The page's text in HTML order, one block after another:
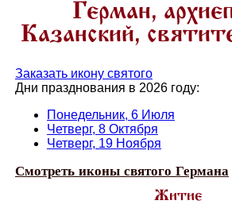
Герман,
Казанский,
Заказать икону святого
Дни празднования в 2026 году:
Понедельник, 6 Июля
Четверг, 8 Октября
Четверг, 19 Ноября
Смотреть иконы святого Германа
Житие